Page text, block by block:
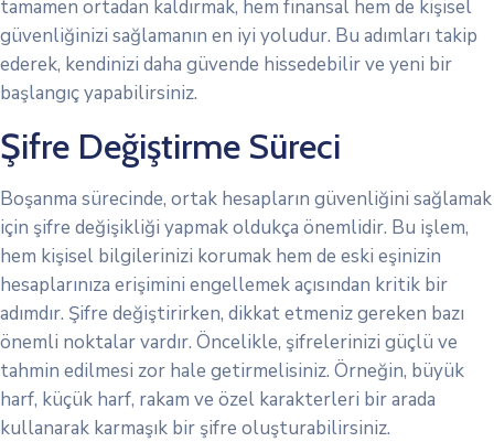
tamamen ortadan kaldırmak, hem finansal hem de kişisel
güvenliğinizi sağlamanın en iyi yoludur. Bu adımları takip
ederek, kendinizi daha güvende hissedebilir ve yeni bir
başlangıç yapabilirsiniz.
Şifre Değiştirme Süreci
Boşanma sürecinde, ortak hesapların güvenliğini sağlamak
için şifre değişikliği yapmak oldukça önemlidir. Bu işlem,
hem kişisel bilgilerinizi korumak hem de eski eşinizin
hesaplarınıza erişimini engellemek açısından kritik bir
adımdır. Şifre değiştirirken, dikkat etmeniz gereken bazı
önemli noktalar vardır. Öncelikle, şifrelerinizi güçlü ve
tahmin edilmesi zor hale getirmelisiniz. Örneğin, büyük
harf, küçük harf, rakam ve özel karakterleri bir arada
kullanarak karmaşık bir şifre oluşturabilirsiniz.